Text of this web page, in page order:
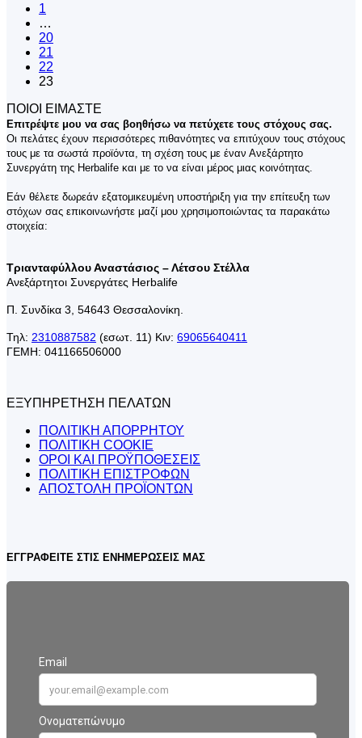
1
…
20
21
22
23
ΠΟΙΟΙ ΕΙΜΑΣΤΕ
Επιτρέψτε μου να σας βοηθήσω να πετύχετε τους στόχους σας.
Οι πελάτες έχουν περισσότερες πιθανότητες να επιτύχουν τους στόχους
τους με τα σωστά προϊόντα, τη σχέση τους με έναν Ανεξάρτητο
Συνεργάτη της Herbalife και με το να είναι μέρος μιας κοινότητας.
Εάν θέλετε δωρεάν εξατομικευμένη υποστήριξη για την επίτευξη των
στόχων σας επικοινωνήστε μαζί μου χρησιμοποιώντας τα παρακάτω
στοιχεία:
Τριανταφύλλου Αναστάσιος – Λέτσου Στέλλα
Ανεξάρτητοι Συνεργάτες Herbalife
Π. Συνδίκα 3, 54643 Θεσσαλονίκη.
Τηλ: 2310887582 (εσωτ. 11) Κιν: 69065640411
ΓΕΜΗ: 041166506000
ΕΞΥΠΗΡΕΤΗΣΗ ΠΕΛΑΤΩΝ
ΠΟΛΙΤΙΚΗ ΑΠΟΡΡΗΤΟΥ
ΠΟΛΙΤΙΚΗ COOKIE
ΟΡΟΙ ΚΑΙ ΠΡΟΫΠΟΘΕΣΕΙΣ
ΠΟΛΙΤΙΚΗ ΕΠΙΣΤΡΟΦΩΝ
ΑΠΟΣΤΟΛΗ ΠΡΟΪΟΝΤΩΝ
ΕΓΓΡΑΦΕΙΤΕ ΣΤΙΣ ΕΝΗΜΕΡΩΣΕΙΣ ΜΑΣ